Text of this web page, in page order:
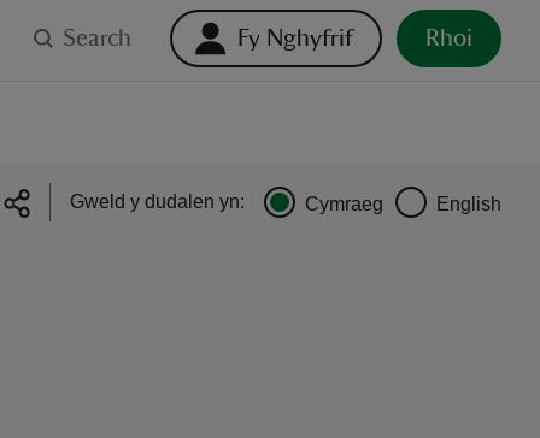
Search Fy Nghyfrif Rhoi
Gweld y dudalen yn: Cymraeg English